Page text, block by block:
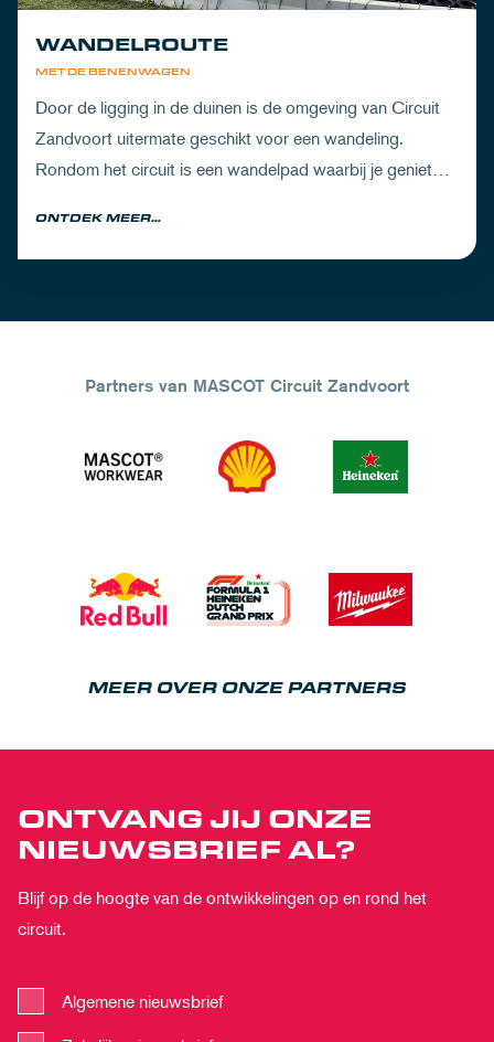
MET DE BENENWAGEN
WANDELROUTE
Door de ligging in de duinen is de omgeving van Circuit
Zandvoort uitermate geschikt voor een wandeling.
Rondom het circuit is een wandelpad waarbij je geniet
ONTDEK MEER...
Partners van MASCOT Circuit Zandvoort
MEER OVER ONZE PARTNERS
ONTVANG JIJ ONZE
NIEUWSBRIEF AL?
Blijf op de hoogte van de ontwikkelingen op en rond het
circuit.
Algemene nieuwsbrief